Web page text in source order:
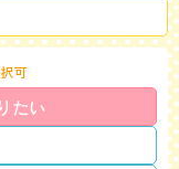
可
たい